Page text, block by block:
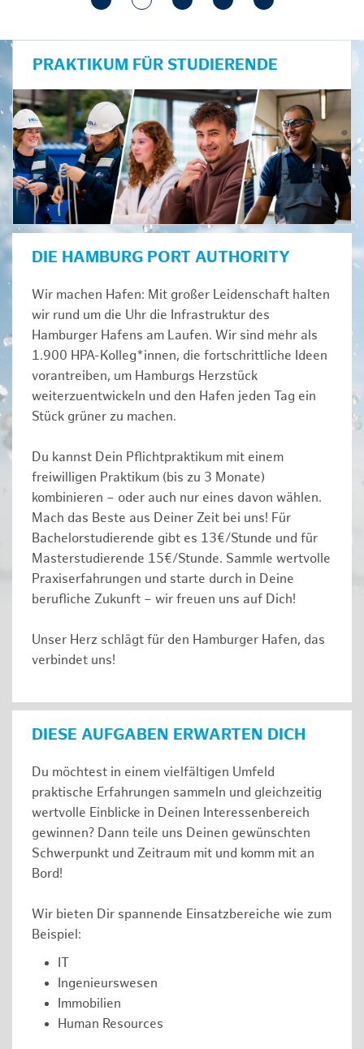
PRAKTIKUM FÜR STUDIERENDE
DIE HAMBURG PORT AUTHORITY
Wir machen Hafen: Mit großer Leidenschaft halten
wir rund um die Uhr die Infrastruktur des
Hamburger Hafens am Laufen. Wir sind mehr als
1.900 HPA-Kolleg*innen, die fortschrittliche Ideen
vorantreiben, um Hamburgs Herzstück
weiterzuentwickeln und den Hafen jeden Tag ein
Stück grüner zu machen.
Du kannst Dein Pflichtpraktikum mit einem
freiwilligen Praktikum (bis zu 3 Monate)
kombinieren – oder auch nur eines davon wählen.
Mach das Beste aus Deiner Zeit bei uns! Für
Bachelorstudierende gibt es 13€/Stunde und für
Masterstudierende 15€/Stunde. Sammle wertvolle
Praxiserfahrungen und starte durch in Deine
berufliche Zukunft – wir freuen uns auf Dich!
Unser Herz schlägt für den Hamburger Hafen, das
verbindet uns!
DIESE AUFGABEN ERWARTEN DICH
Du möchtest in einem vielfältigen Umfeld
praktische Erfahrungen sammeln und gleichzeitig
wertvolle Einblicke in Deinen Interessenbereich
gewinnen? Dann teile uns Deinen gewünschten
Schwerpunkt und Zeitraum mit und komm mit an
Bord!
Wir bieten Dir spannende Einsatzbereiche wie zum
Beispiel:
IT
Ingenieurswesen
Immobilien
Human Resources